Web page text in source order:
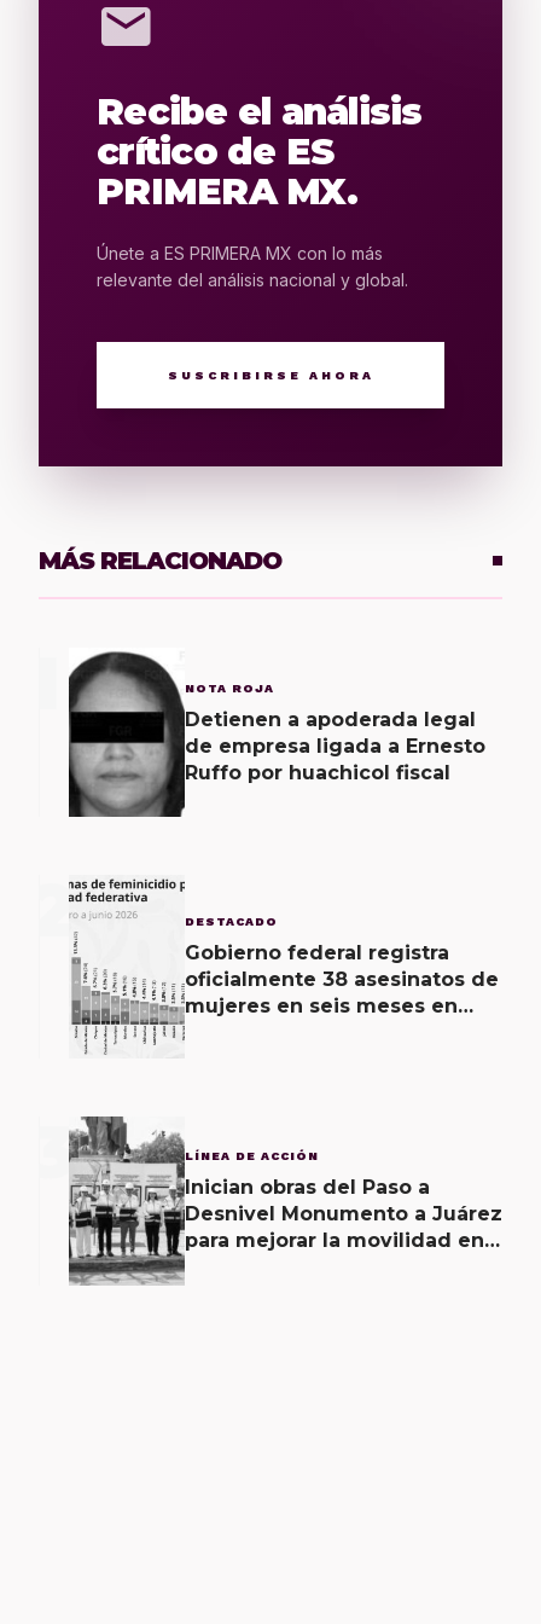
mail
Recibe el análisis
crítico de ES
PRIMERA MX.
Únete a ES PRIMERA MX con lo más
relevante del análisis nacional y global.
SUSCRIBIRSE AHORA
MÁS RELACIONADO
NOTA ROJA
Detienen a apoderada legal
de empresa ligada a Ernesto
Ruffo por huachicol fiscal
2 DESTACADO
Gobierno federal registra
oficialmente 38 asesinatos de
mujeres en seis meses en
3 LÍNEA DE ACCIÓN
Inician obras del Paso a
Desnivel Monumento a Juárez
para mejorar la movilidad en